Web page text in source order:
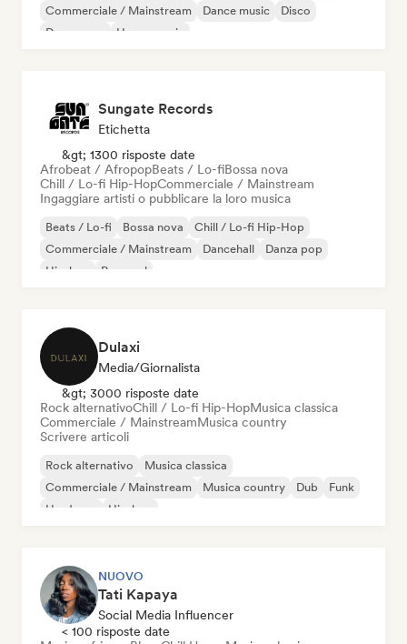
Commerciale / Mainstream
Dance music
Disco
Dream pop
House music
Sungate Records
Etichetta
&gt; 1300 risposte date
Afrobeat / AfropopBeats / Lo-fiBossa nova
Chill / Lo-fi Hip-HopCommerciale / Mainstream
Ingaggiare artisti o pubblicare la loro musica
Beats / Lo-fi Bossa nova
Chill / Lo-fi Hip-Hop
Commerciale / Mainstream
Dancehall
Danza pop
Hip-hop
Pop soul
Dulaxi
Media/Giornalista
&gt; 3000 risposte date
Rock alternativoChill / Lo-fi Hip-HopMusica classica
Commerciale / MainstreamMusica country
Scrivere articoli
Rock alternativo
Musica classica
Commerciale / Mainstream
Musica country Dub
Funk
Hardcore
Hip-hop
NUOVO
Tati Kapaya
Social Media Influencer
< 100 risposte date